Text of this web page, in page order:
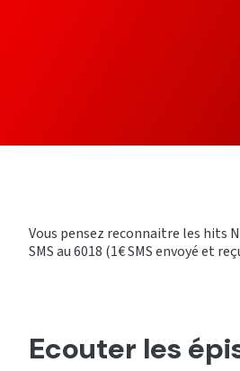
Vous pensez reconnaitre les hits
SMS au 6018 (1€ SMS envoyé et
Ecouter les